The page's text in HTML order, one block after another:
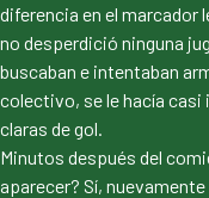
diferencia en el marcador
no desperdició ninguna
buscaban e intentaban
colectivo, se le hacía
claras de gol.
Minutos después del
aparecer? Sí,